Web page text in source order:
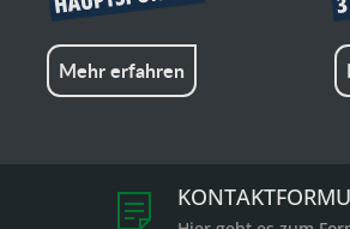
Mehr erfahren